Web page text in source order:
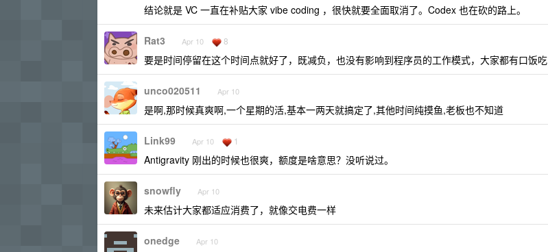
结论就是 VC 一直在补贴大家 vibe coding ，很快就要全面取消了。Codex 也在砍的路上。
Rat3 Apr 10 8
要是时间停留在这个时间点就好了，既减负，也没有影响到程序员的工作模式，大家都有口饭吃
unco020511 Apr 10
是啊,那时候真爽啊,一个星期的活,基本一两天就搞定了,其他时间纯摸鱼,老板也不知道
Link99 Apr 10 1
Antigravity 刚出的时候也很爽，额度是啥意思？没听说过。
snowfly Apr 10
未来估计大家都适应消费了，就像交电费一样
onedge Apr 10